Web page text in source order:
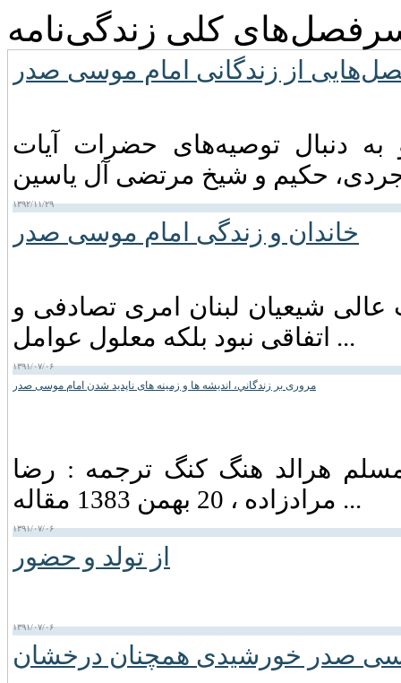
کلی زندگی‌نامه
از زندگانی امام موسی صدر
موسی صدر در اواخر سال ۱۳۳۸ و به دنبال توصیه‌های حضرات آیات
۱۳۹۲/۱۱/۲۹
خاندان و زندگی امام موسى صدر
شیعیان لبنان امری تصادفی و
اتفاقی نبود بلکه معلول عوامل ...
۱۳۹۱/۰۷/۰۶
مروری بر زندگاني، انديشه ها و زمينه های ناپديد شدن امام موسی صدر
هرالد هنگ كنگ ترجمه : رضا
مرادزاده ، 20 بهمن 1383 مقاله ...
۱۳۹۱/۰۷/۰۶
از تولد و حضور
۱۳۹۱/۰۷/۰۶
صدر خورشیدی همچنان درخشان